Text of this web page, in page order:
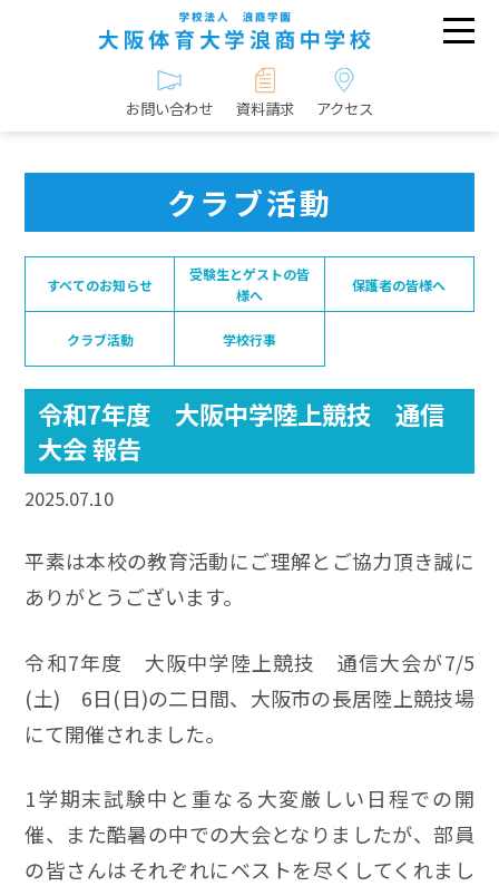
お問い合わせ 資料請求 アクセス
クラブ活動
すべてのお知らせ
受験生とゲストの皆
様へ
保護者の皆様へ
クラブ活動 学校行事
令和7年度 大阪中学陸上競技 通信
大会 報告
2025.07.10
平素は本校の教育活動にご理解とご協力頂き誠に
ありがとうございます。
令和7年度 大阪中学陸上競技 通信大会が7/5
(土) 6日(日)の二日間、大阪市の長居陸上競技場
にて開催されました。
1学期末試験中と重なる大変厳しい日程での開
催、また酷暑の中での大会となりましたが、部員
の皆さんはそれぞれにベストを尽くしてくれまし